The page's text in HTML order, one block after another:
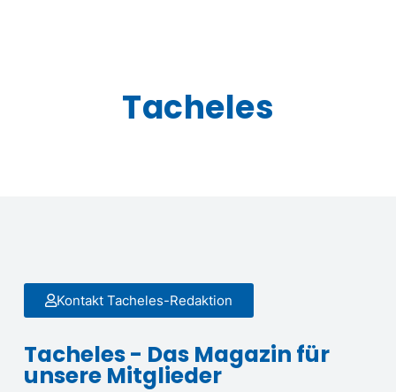
Tacheles
Kontakt Tacheles-Redaktion
Tacheles - Das Magazin für
unsere Mitglieder